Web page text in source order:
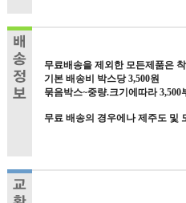
무료배송을 제외한 모든제품은
기본 배송비 박스당 3,500원
묶음박스~중량.크기에따라 3,500
무료 배송의 경우에나 제주도 및